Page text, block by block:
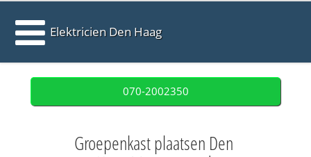
Elektricien Den Haag
070-2002350
Groepenkast plaatsen Den